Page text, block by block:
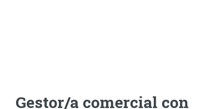
Gestor/a comercial con